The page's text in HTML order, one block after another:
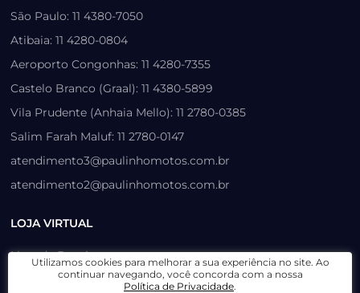
São Paulo: 11 4380-7050
Atibaia: 11 4280-0804
Aeroporto Congonhas: 11 4280-7355
Castelo Branco (Graal): 11 4380-5899
Vila Prudente (Anhaia Mello): 11 2780-0385
Salim Farah Maluf: 11 2780-0147
atendimento3@paulinhomotos.com.br
atendimento2@paulinhomotos.com.br
LOJA VIRTUAL
Lista de Desejos
Prazo, Rastreio e Transporte
Utilizamos cookies para melhorar a sua experiência no site. Ao
continuar navegando, você concorda com a nossa
Política de Privacidade.